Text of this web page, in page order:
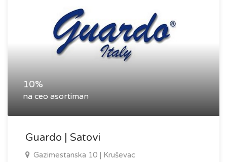
10%
na ceo asortiman
Guardo | Satovi
Gazimestanska 10 | Kruševac